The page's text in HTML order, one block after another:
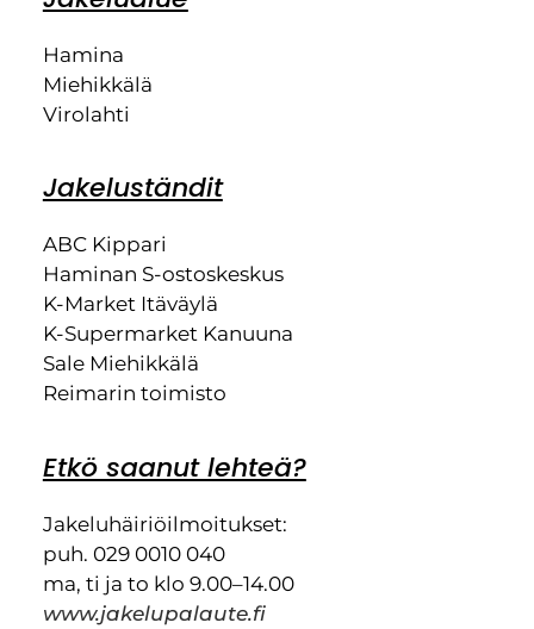
Hamina
Miehikkälä
Virolahti
Jakeluständit
ABC Kippari
Haminan S-ostoskeskus
K-Market Itäväylä
K-Supermarket Kanuuna
Sale Miehikkälä
Reimarin toimisto
Etkö saanut lehteä?
Jakeluhäiriöilmoitukset:
puh. 029 0010 040
ma, ti ja to klo 9.00–14.00
www.jakelupalaute.fi